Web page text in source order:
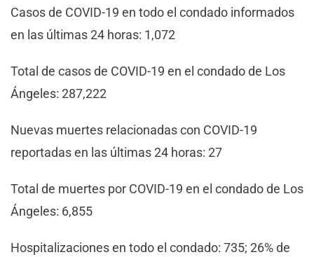
Casos de COVID-19 en todo el condado informados
en las últimas 24 horas: 1,072
Total de casos de COVID-19 en el condado de Los
Ángeles: 287,222
Nuevas muertes relacionadas con COVID-19
reportadas en las últimas 24 horas: 27
Total de muertes por COVID-19 en el condado de Los
Ángeles: 6,855
Hospitalizaciones en todo el condado: 735; 26% de